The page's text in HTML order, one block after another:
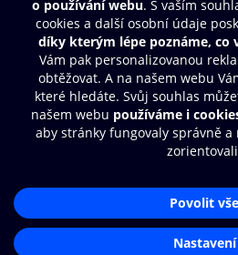
Moje O2 Knihovna
Další zábava
© O2 Czech Republic a.s.
Zásady zpracování osobních údajů
Čti a